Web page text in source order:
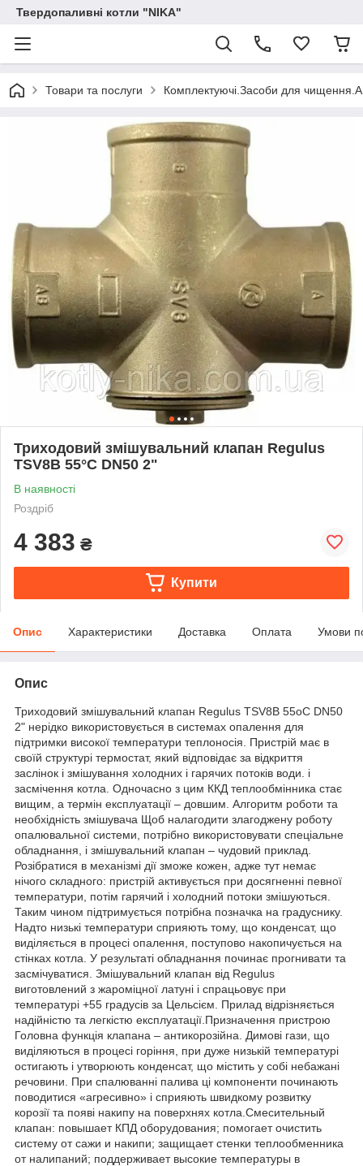
Твердопаливні котли "NIKA"
Товари та послуги Комплектуючі.Засоби для
Триходовий змішувальний клапан Regulus
TSV8B 55°C DN50 2"
В наявності
Роздріб
4 383 ₴
Купити
Опис Характеристики Доставка Оплата Умови
Опис
Триходовий змішувальний клапан Regulus TSV8B 55oC DN50
2" нерідко використовується в системах опалення для
підтримки високої температури теплоносія. Пристрій має в
своїй структурі термостат, який відповідає за відкриття
заслінок і змішування холодних і гарячих потоків води. і
засмічення котла. Одночасно з цим ККД теплообмінника стає
вищим, а термін експлуатації – довшим. Алгоритм роботи та
необхідність змішувача Щоб налагодити злагоджену роботу
опалювальної системи, потрібно використовувати спеціальне
обладнання, і змішувальний клапан – чудовий приклад.
Розібратися в механізмі дії зможе кожен, адже тут немає
нічого складного: пристрій активується при досягненні певної
температури, потім гарячий і холодний потоки змішуються.
Таким чином підтримується потрібна позначка на градуснику.
Надто низькі температури сприяють тому, що конденсат, що
виділяється в процесі опалення, поступово накопичується на
стінках котла. У результаті обладнання починає прогнивати та
засмічуватися. Змішувальний клапан від Regulus
виготовлений з жароміцної латуні і спрацьовує при
температурі +55 градусів за Цельсієм. Прилад відрізняється
надійністю та легкістю експлуатації.Призначення пристрою
Головна функція клапана – антикорозійна. Димові гази, що
виділяються в процесі горіння, при дуже низькій температурі
остигають і утворюють конденсат, що містить у собі небажані
речовини. При спалюванні палива ці компоненти починають
поводитися «агресивно» і сприяють швидкому розвитку
корозії та появі накипу на поверхнях котла.Смесительный
клапан: повышает КПД оборудования; помогает очистить
систему от сажи и накипи; защищает стенки теплообменника
от налипаний; поддерживает высокие температуры в